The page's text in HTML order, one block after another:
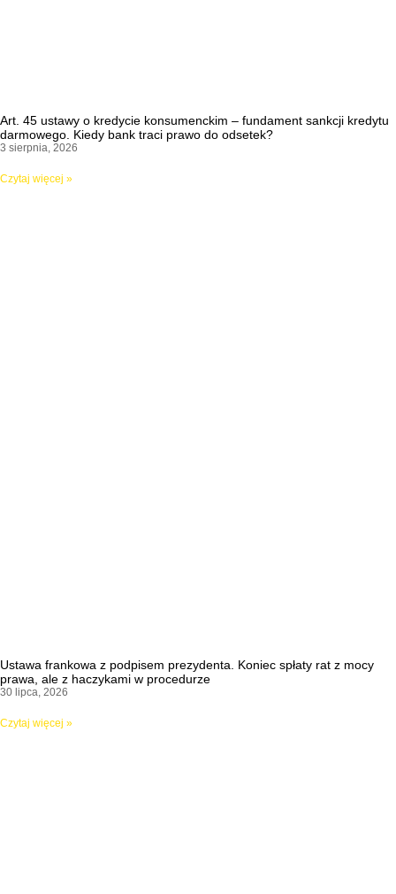
Art. 45 ustawy o kredycie konsumenckim – fundament sankcji kredytu
darmowego. Kiedy bank traci prawo do odsetek?
3 sierpnia, 2026
Czytaj więcej »
Ustawa frankowa z podpisem prezydenta. Koniec spłaty rat z mocy
prawa, ale z haczykami w procedurze
30 lipca, 2026
Czytaj więcej »